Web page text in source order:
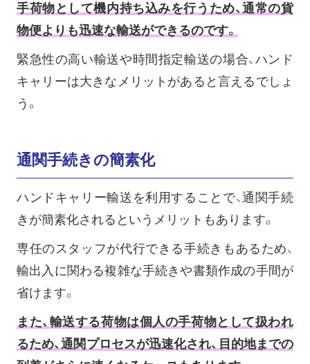
手荷物として機内持ち込みを行うため、通常の貨
物便よりも迅速な輸送ができるのです。
緊急性の高い輸送や時間指定輸送の場合、ハンド
キャリーは大きなメリットがあると言えるでしょ
う。
通関手続きの簡素化
ハンドキャリー輸送を利用することで、通関手続
きが簡素化されるというメリットもあります。
専任のスタッフが代行できる手続きもあるため、
輸出入に関わる複雑な手続きや書類作成の手間が
省けます。
また、輸送する荷物は個人の手荷物として扱われ
るため、通関プロセスが迅速化され、目的地までの